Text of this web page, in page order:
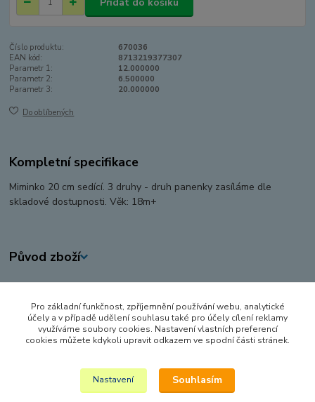
Číslo produktu:
670036
EAN kód:
8713219377307
Parametr 1:
12.000000
Parametr 2:
6.500000
Parametr 3:
20.000000
Do oblíbených
Kompletní specifikace
Miminko 20 cm sedící. 3 druhy - druh panenky zasíláme dle
skladové dostupnosti. Věk: 18m+
Původ zboží
Zboží zařazeno v kategoriích
PANENKY, DOPLŇKY K PANENKÁM
PANENKY
Pro základní funkčnost, zpříjemnění používání webu, analytické
účely a v případě udělení souhlasu také pro účely cílení reklamy
využíváme soubory cookies. Nastavení vlastních preferencí
cookies můžete kdykoli upravit odkazem ve spodní části stránek.
Nastavení Souhlasím